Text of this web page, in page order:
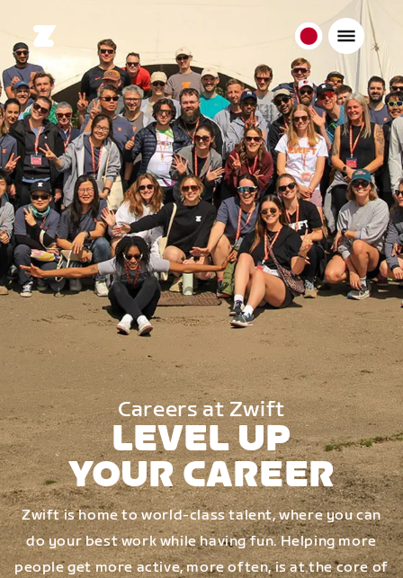
日
本
日
本
語
Careers at Zwift
LEVEL UP
YOUR CAREER
Zwift is home to world-class talent, where you can
do your best work while having fun. Helping more
people get more active, more often, is at the core of